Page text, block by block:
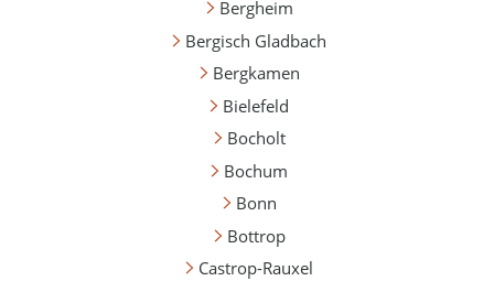
Bergheim
Bergisch Gladbach
Bergkamen
Bielefeld
Bocholt
Bochum
Bonn
Bottrop
Castrop-Rauxel